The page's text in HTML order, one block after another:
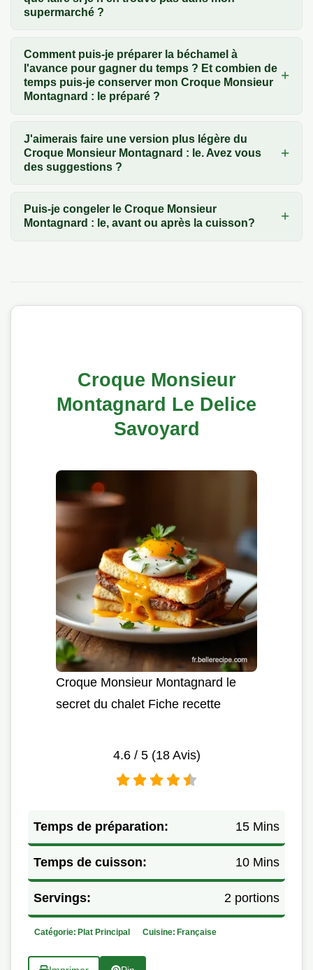
supermarché ?
Comment puis-je préparer la béchamel à
l'avance pour gagner du temps ? Et combien de
temps puis-je conserver mon Croque Monsieur
Montagnard : le préparé ?
J'aimerais faire une version plus légère du
Croque Monsieur Montagnard : le. Avez vous
des suggestions ?
Puis-je congeler le Croque Monsieur
Montagnard : le, avant ou après la cuisson?
Croque Monsieur
Montagnard Le Delice
Savoyard
Croque Monsieur Montagnard le
secret du chalet Fiche recette
4.6/ 5 (18Avis)
Temps de préparation: 15 Mins
Temps de cuisson: 10 Mins
Servings: 2 portions
Catégorie: Plat Principal Cuisine: Française